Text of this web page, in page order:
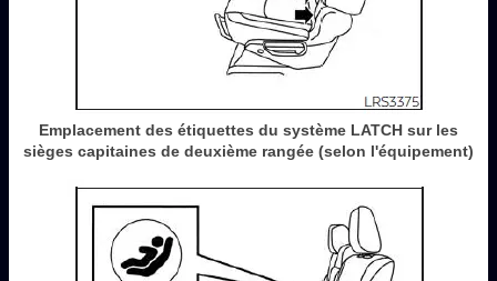
Emplacement des étiquettes du système LATCH sur les
sièges capitaines de deuxième rangée (selon l'équipement)